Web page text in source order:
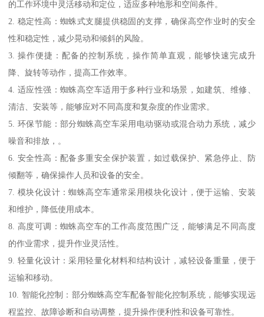
的工作环境中灵活移动和定位，适应多种地形和空间条件。
2. 稳定性高：蜘蛛式支腿提供稳固的支撑，确保高空作业时的安全
性和稳定性，减少晃动和倾斜的风险。
3. 操作便捷：配备的控制系统，操作简单直观，能够快速完成升
降、旋转等动作，提高工作效率。
4. 适应性强：蜘蛛高空车适用于多种行业和场景，如建筑、维修、
清洁、安装等，能够应对不同高度和复杂度的作业需求。
5. 环保节能：部分蜘蛛高空车采用电动驱动或混合动力系统，减少
噪音和排放，。
6. 安全性高：配备多重安全保护装置，如过载保护、紧急停止、防
倾翻等，确保操作人员和设备的安全。
7. 模块化设计：蜘蛛高空车通常采用模块化设计，便于运输、安装
和维护，降低使用成本。
8. 高度可调：蜘蛛高空车的工作高度范围广泛，能够满足不同高度
的作业需求，提升作业灵活性。
9. 轻量化设计：采用轻量化材料和结构设计，减轻设备重量，便于
运输和移动。
10. 智能化控制：部分蜘蛛高空车配备智能化控制系统，能够实现远
程监控、故障诊断和自动调整，提升操作便利性和设备可靠性。